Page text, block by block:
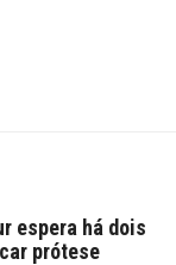
espera há dois
prótese